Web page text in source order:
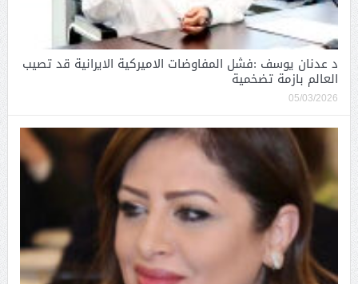
د عدنان يوسف :فشل المفاوضات الاميركية الايرانية قد تصيب
العالم بازمة تضخمية
05/03/2026